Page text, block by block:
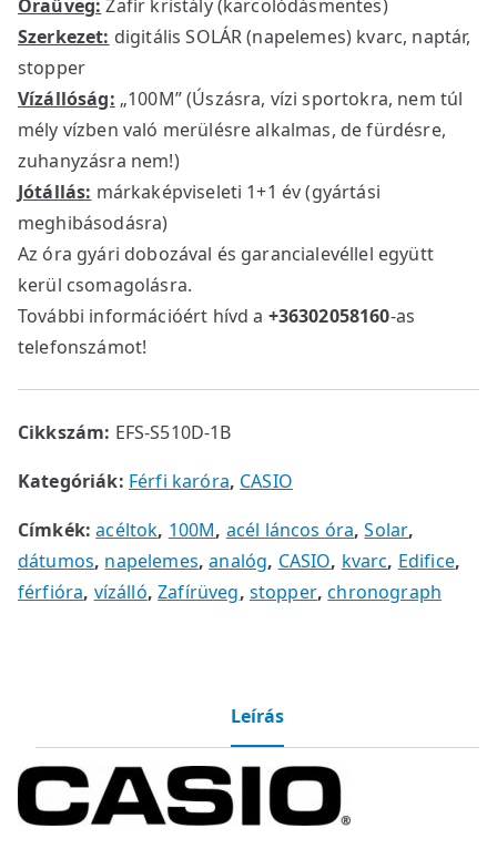
Óraüveg: Zafír kristály (karcolódásmentes)
Szerkezet: digitális SOLÁR (napelemes) kvarc, naptár,
stopper
Vízállóság: „100M” (Úszásra, vízi sportokra, nem túl
mély vízben való merülésre alkalmas, de fürdésre,
zuhanyzásra nem!)
Jótállás: márkaképviseleti 1+1 év (gyártási
meghibásodásra)
Az óra gyári dobozával és garancialevéllel együtt
kerül csomagolásra.
További információért hívd a +36302058160-as
telefonszámot!
Cikkszám: EFS-S510D-1B
Kategóriák: Férfi karóra, CASIO
Címkék:acéltok, 100M, acél láncos óra,Solar,
dátumos, napelemes,analóg, CASIO, kvarc, Edifice,
férfióra, vízálló,Zafírüveg, stopper,chronograph
Leírás